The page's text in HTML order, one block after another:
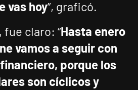
vas hoy”, graficó.
claro: “Hasta enero
vamos a seguir con
porque los
son cíclicos y